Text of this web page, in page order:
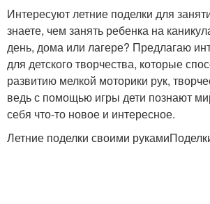
Интересуют летние поделки для
знаете, чем занять ребенка на
день, дома или лагере? Предлагаю
для детского творчества, которые
развитию мелкой моторики рук,
ведь с помощью игры дети познают
себя что-то новое и интересное.
Летние поделки своими